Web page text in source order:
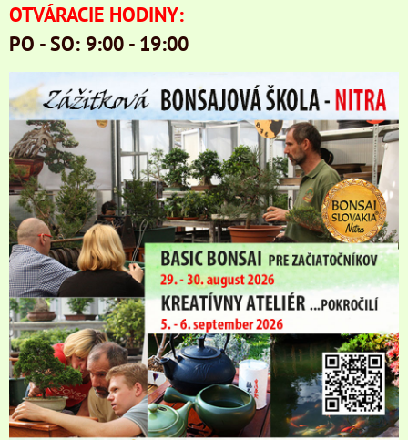
OTVÁRACIE HODINY:
PO - SO: 9:00 - 19:00